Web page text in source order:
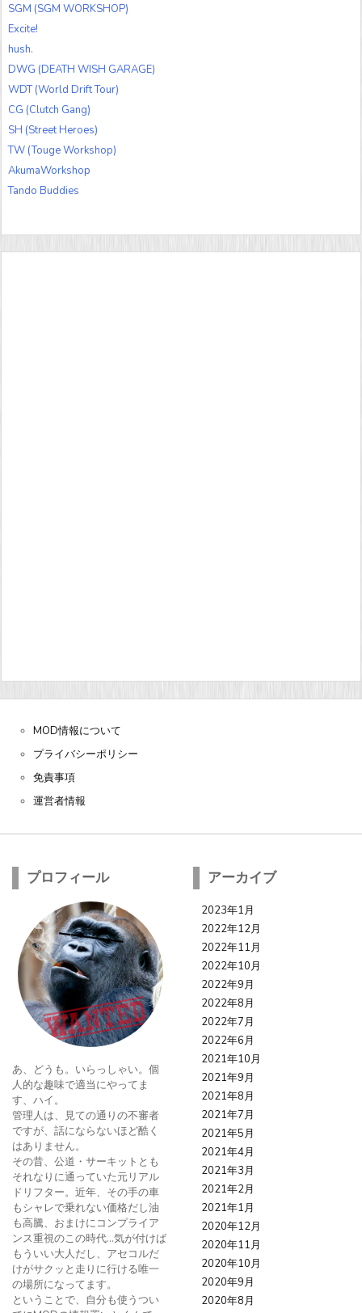
SGM (SGM WORKSHOP)
Excite!
hush.
DWG (DEATH WISH GARAGE)
WDT (World Drift Tour)
CG (Clutch Gang)
SH (Street Heroes)
TW (Touge Workshop)
AkumaWorkshop
Tando Buddies
MOD情報について
プライバシーポリシー
免責事項
運営者情報
プロフィール
あ、どうも。いらっしゃい。個
人的な趣味で適当にやってま
す、ハイ。
管理人は、見ての通りの不審者
ですが、話にならないほど酷く
はありません。
その昔、公道・サーキットとも
それなりに通っていた元リアル
ドリフター。近年、その手の車
もシャレで乗れない価格だし油
も高騰、おまけにコンプライア
ンス重視のこの時代…気が付けば
もういい大人だし、アセコルだ
けがサクッと走りに行ける唯一
の場所になってます。
ということで、自分も使うつい
アーカイブ
2023年1月
2022年12月
2022年11月
2022年10月
2022年9月
2022年8月
2022年7月
2022年6月
2021年10月
2021年9月
2021年8月
2021年7月
2021年5月
2021年4月
2021年3月
2021年2月
2021年1月
2020年12月
2020年11月
2020年10月
2020年9月
2020年8月